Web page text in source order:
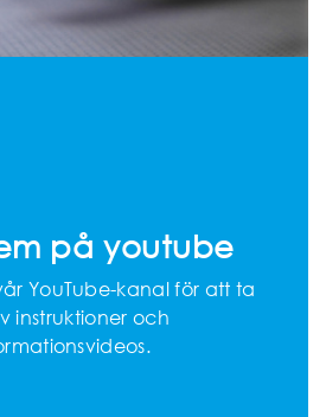
på youtube
YouTube-kanal för att ta
instruktioner och